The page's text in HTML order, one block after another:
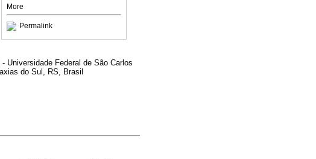
More
Permalink
Universidade Federal de São Carlos
do Sul, RS, Brasil